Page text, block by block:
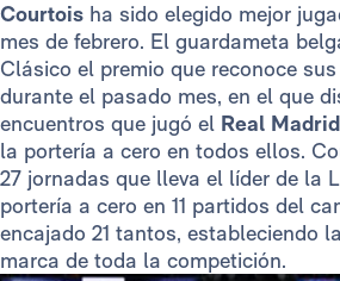
Courtois ha sido elegido mejor
mes de febrero. El guardameta
Clásico el premio que reconoce
durante el pasado mes, en el que
encuentros que jugó el Real Madrid
la portería a cero en todos ellos.
27 jornadas que lleva el líder de la
portería a cero en 11 partidos del
encajado 21 tantos, estableciendo
marca de toda la competición.